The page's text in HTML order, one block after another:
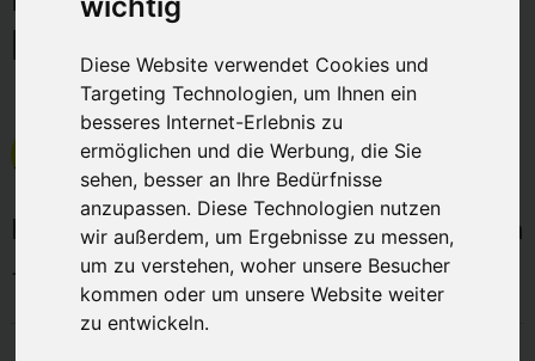
Diese Website verwendet Cookies und
Targeting Technologien, um Ihnen ein
besseres Internet-Erlebnis zu
ermöglichen und die Werbung, die Sie
sehen, besser an Ihre Bedürfnisse
anzupassen. Diese Technologien nutzen
wir außerdem, um Ergebnisse zu messen,
um zu verstehen, woher unsere Besucher
kommen oder um unsere Website weiter
zu entwickeln.
Anbieter
-
beantragen
geschrieben von Mattis Schürmann
am 11.10.2023
aktualisiert am 18.04.2025
Doppel-Anmeldung bei THG-Anbietern
- Darum ist das keine gute Idee